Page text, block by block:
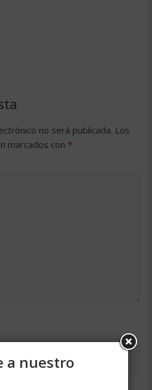
no será publicada. Los
marcados con *
a nuestro